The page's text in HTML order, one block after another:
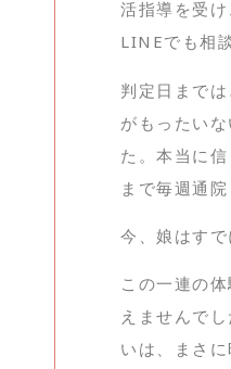
活指導を受
LINEでも相
判定日まで
がもったい
た。本当に
まで毎週通
今、娘はす
この一連の
えませんで
いは、まさ